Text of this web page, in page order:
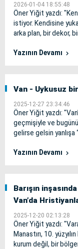
2026-01-04 18:55:48
Öner Yiğit yazdı:
istiyor. Kendisine
arka plan, bir dekor,
Yazının Devamı
Van - Uykusuz
2025-12-27 23:34:46
Öner Yiğit yazdı:
geçmişiyle ve
gelirse gelsin yanlışa
Yazının Devamı
Barışın
Van’da
2025-12-20 02:13:28
Öner Yiğit yazdı:
Manastırı, 10.
kurum değil, bir